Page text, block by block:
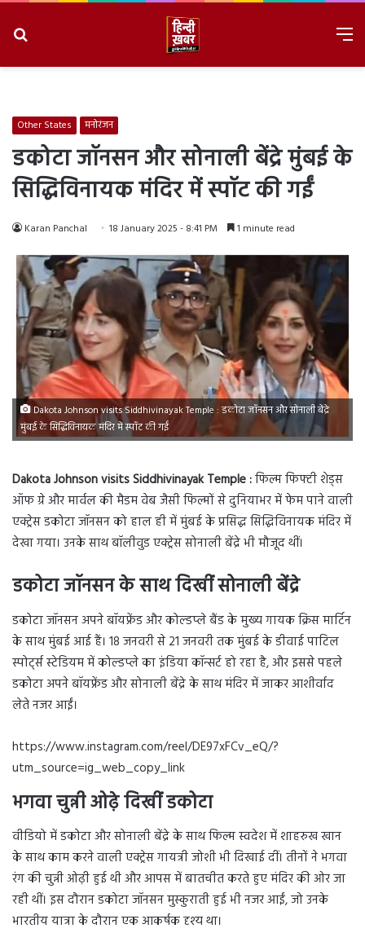
Other States मनोरंजन
डकोटा जॉनसन और सोनाली बेंद्रे मुंबई के
सिद्धिविनायक मंदिर में स्पॉट की गईं
Karan Panchal 18 January 2025 - 8:41 PM 1 minute read
Dakota Johnson visits Siddhivinayak Temple : डकोटा जॉनसन और सोनाली बेंद्रे
मुंबई के सिद्धिविनायक मंदिर में स्पॉट की गईं
Dakota Johnson visits Siddhivinayak Temple :फिल्म फिफ्टी शेड्स
ऑफ ग्रे और मार्वल की मैडम वेब जैसी फिल्मों से दुनियाभर में फेम पाने वाली
एक्ट्रेस डकोटा जॉनसन को हाल ही में मुंबई के प्रसिद्ध सिद्धिविनायक मंदिर में
देखा गया। उनके साथ बॉलीवुड एक्ट्रेस सोनाली बेंद्रे भी मौजूद थीं।
डकोटा जॉनसन के साथ दिखीं सोनाली बेंद्रे
डकोटा जॉनसन अपने बॉयफ्रेंड और कोल्डप्ले बैंड के मुख्य गायक क्रिस मार्टिन
के साथ मुंबई आई हैं। 18 जनवरी से 21 जनवरी तक मुंबई के डीवाई पाटिल
स्पोर्ट्स स्टेडियम में कोल्डप्ले का इंडिया कॉन्सर्ट हो रहा है, और इससे पहले
डकोटा अपने बॉयफ्रेंड और सोनाली बेंद्रे के साथ मंदिर में जाकर आशीर्वाद
लेते नजर आईं।
https://www.instagram.com/reel/DE97xFCv_eQ/?
utm_source=ig_web_copy_link
भगवा चुन्नी ओढ़े दिखीं डकोटा
वीडियो में डकोटा और सोनाली बेंद्रे के साथ फिल्म स्वदेश में शाहरुख खान
के साथ काम करने वाली एक्ट्रेस गायत्री जोशी भी दिखाई दीं। तीनों ने भगवा
रंग की चुन्नी ओढ़ी हुई थी और आपस में बातचीत करते हुए मंदिर की ओर जा
रही थीं। इस दौरान डकोटा जॉनसन मुस्कुराती हुई भी नजर आईं, जो उनके
भारतीय यात्रा के दौरान एक आकर्षक दृश्य था।